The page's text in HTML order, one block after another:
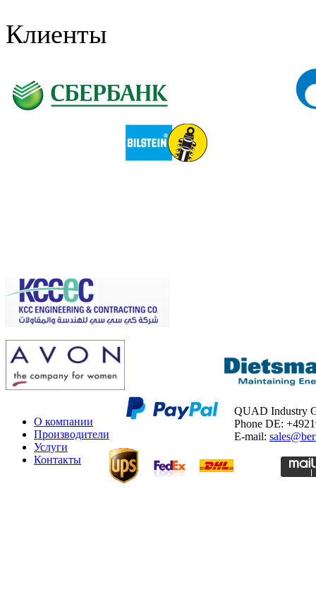
Клиенты
О компании
Производители
Услуги
Контакты
QUAD Industry
Phone DE:
E-mail: